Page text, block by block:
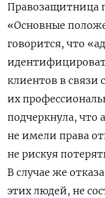
Правозащитница
«Основные
говорится, что
клиентов в связи
их
подчеркнула, что
не имели права
не рискуя
В случае же
этих людей, не